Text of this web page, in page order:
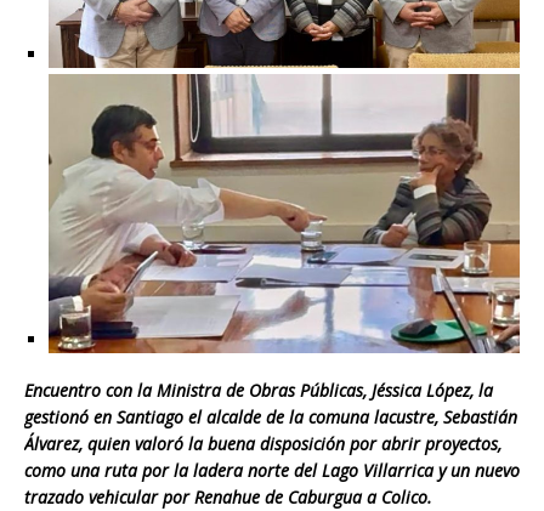
Encuentro con la Ministra de Obras Públicas, Jéssica López, la
gestionó en Santiago el alcalde de la comuna lacustre, Sebastián
Álvarez, quien valoró la buena disposición por abrir proyectos,
como una ruta por la ladera norte del Lago Villarrica y un nuevo
trazado vehicular por Renahue de Caburgua a Colico.